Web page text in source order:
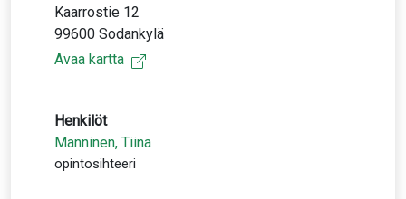
Kaarrostie 12
99600 Sodankylä
Avaa kartta
Henkilöt
Manninen, Tiina
opintosihteeri